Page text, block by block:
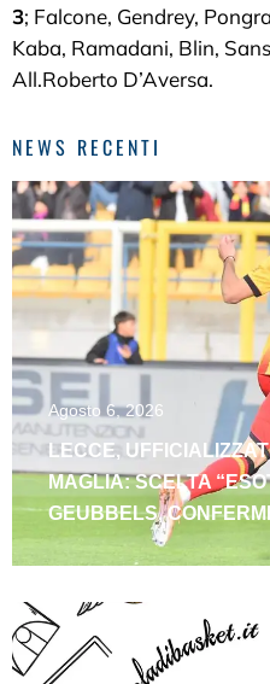
3; Falcone, Gendrey,
Kaba, Ramadani, Blin,
All.Roberto D’Aversa.
NEWS RECENTI
Agosto 6, 2026
LECCE,
MAGLIA: SCELTA
GEUBBELS,